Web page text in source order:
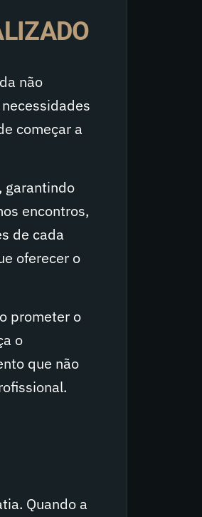
não
começar a
garantindo
encontros,
de cada
oferecer o
prometer o
o
que não
Quando a